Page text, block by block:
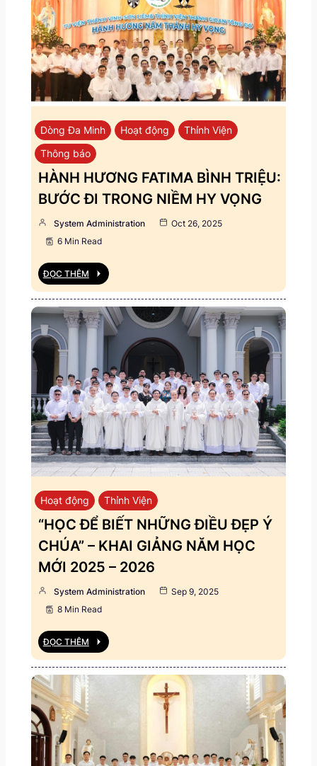
Dòng Đa Minh Hoạt động
Thỉnh Viện
Thông báo
HÀNH HƯƠNG FATIMA BÌNH TRIỆU:
BƯỚC ĐI TRONG NIỀM HY VỌNG
System Administration
Oct 26, 2025
6 Min Read
ĐỌC THÊM
Hoạt động Thỉnh Viện
“HỌC ĐỂ BIẾT NHỮNG ĐIỀU ĐẸP Ý
CHÚA” – KHAI GIẢNG NĂM HỌC
MỚI 2025 – 2026
System Administration
Sep 9, 2025
8 Min Read
ĐỌC THÊM